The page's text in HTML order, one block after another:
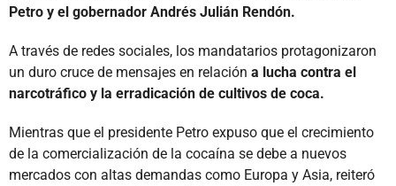
Petro y el gobernador Andrés Julián Rendón.
A través de redes sociales, los mandatarios protagonizaron
un duro cruce de mensajes en relación a lucha contra el
narcotráfico y la erradicación de cultivos de coca.
Mientras que el presidente Petro expuso que el crecimiento
de la comercialización de la cocaína se debe a nuevos
mercados con altas demandas como Europa y Asia, reiteró